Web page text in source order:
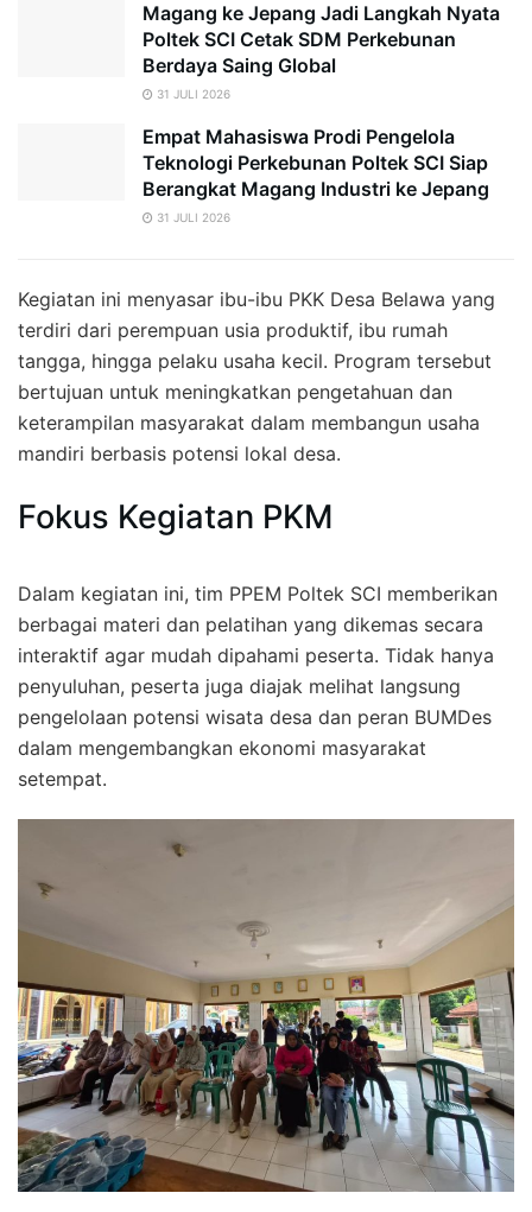
Magang ke Jepang Jadi Langkah Nyata
Poltek SCI Cetak SDM Perkebunan
Berdaya Saing Global
31 JULI 2026
Empat Mahasiswa Prodi Pengelola
Teknologi Perkebunan Poltek SCI Siap
Berangkat Magang Industri ke Jepang
31 JULI 2026
Kegiatan ini menyasar ibu-ibu PKK Desa Belawa yang
terdiri dari perempuan usia produktif, ibu rumah
tangga, hingga pelaku usaha kecil. Program tersebut
bertujuan untuk meningkatkan pengetahuan dan
keterampilan masyarakat dalam membangun usaha
mandiri berbasis potensi lokal desa.
Fokus Kegiatan PKM
Dalam kegiatan ini, tim PPEM Poltek SCI memberikan
berbagai materi dan pelatihan yang dikemas secara
interaktif agar mudah dipahami peserta. Tidak hanya
penyuluhan, peserta juga diajak melihat langsung
pengelolaan potensi wisata desa dan peran BUMDes
dalam mengembangkan ekonomi masyarakat
setempat.